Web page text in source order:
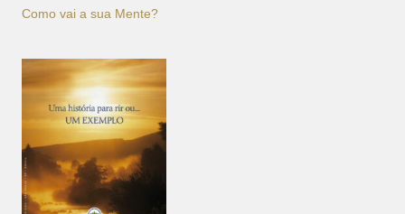
Como vai a sua Mente?